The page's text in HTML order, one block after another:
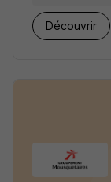
Découvrir